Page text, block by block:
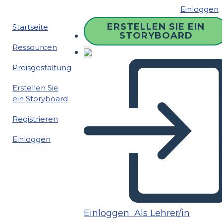
Einloggen
Startseite
Ressourcen
Preisgestaltung
Erstellen Sie
ein Storyboard
Registrieren
Einloggen
ERSTELLEN SIE EIN
STORYBOARD
Einloggen Als Lehrer/in